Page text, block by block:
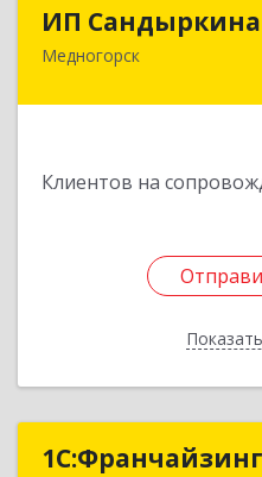
ИП
Медногорск
Клиентов на
462270,